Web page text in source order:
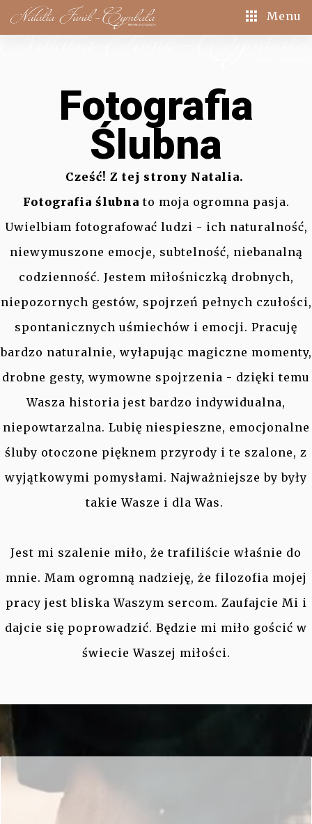
Menu
Fotografia
Ślubna
Cześć! Z tej strony Natalia.
Fotografia ślubna to moja ogromna pasja.
Uwielbiam fotografować ludzi - ich naturalność,
niewymuszone emocje, subtelność, niebanalną
codzienność. Jestem miłośniczką drobnych,
niepozornych gestów, spojrzeń pełnych czułości,
spontanicznych uśmiechów i emocji. Pracuję
bardzo naturalnie, wyłapując magiczne momenty,
drobne gesty, wymowne spojrzenia - dzięki temu
Wasza historia jest bardzo indywidualna,
niepowtarzalna. Lubię niespieszne, emocjonalne
śluby otoczone pięknem przyrody i te szalone, z
wyjątkowymi pomysłami. Najważniejsze by były
takie Wasze i dla Was.
Jest mi szalenie miło, że trafiliście właśnie do
mnie. Mam ogromną nadzieję, że filozofia mojej
pracy jest bliska Waszym sercom. Zaufajcie Mi i
dajcie się poprowadzić. Będzie mi miło gościć w
świecie Waszej miłości.